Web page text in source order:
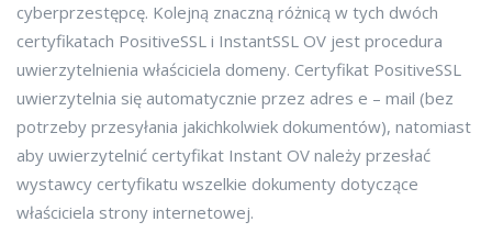
cyberprzestępcę. Kolejną znaczną różnicą w tych dwóch
certyfikatach PositiveSSL i InstantSSL OV jest procedura
uwierzytelnienia właściciela domeny. Certyfikat PositiveSSL
uwierzytelnia się automatycznie przez adres e – mail (bez
potrzeby przesyłania jakichkolwiek dokumentów), natomiast
aby uwierzytelnić certyfikat Instant OV należy przesłać
wystawcy certyfikatu wszelkie dokumenty dotyczące
właściciela strony internetowej.